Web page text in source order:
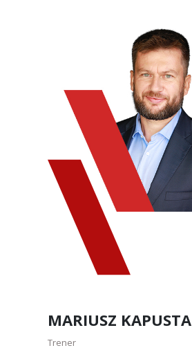
MARIUSZ KAPUSTA
Trener